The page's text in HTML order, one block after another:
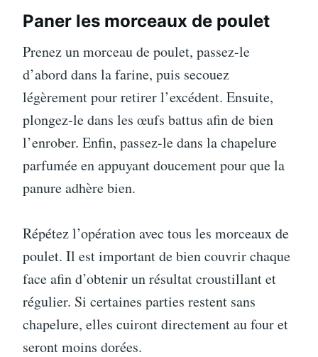
Paner les morceaux de poulet
Prenez un morceau de poulet, passez-le
d’abord dans la farine, puis secouez
légèrement pour retirer l’excédent. Ensuite,
plongez-le dans les œufs battus afin de bien
l’enrober. Enfin, passez-le dans la chapelure
parfumée en appuyant doucement pour que la
panure adhère bien.
Répétez l’opération avec tous les morceaux de
poulet. Il est important de bien couvrir chaque
face afin d’obtenir un résultat croustillant et
régulier. Si certaines parties restent sans
chapelure, elles cuiront directement au four et
seront moins dorées.